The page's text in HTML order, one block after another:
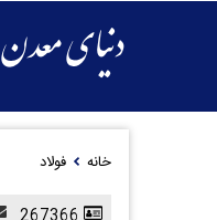
خانه فولاد